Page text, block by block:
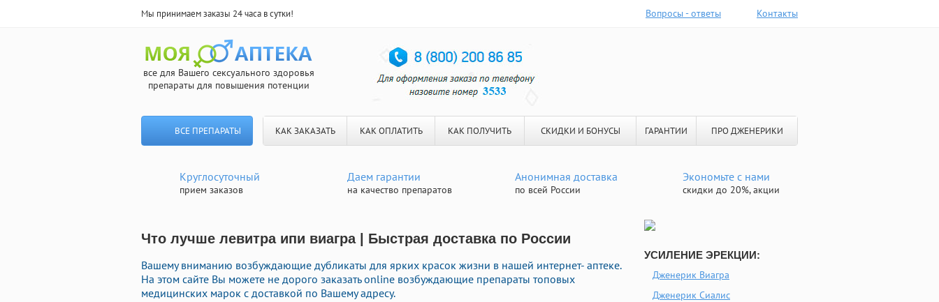
Мы принимаем заказы 24 часа в сутки! Вопросы - ответы Контакты
все для Вашего сексуального здоровья
препараты для повышения потенции
ВСЕ ПРЕПАРАТЫ КАК ЗАКАЗАТЬ КАК ОПЛАТИТЬ КАК ПОЛУЧИТЬ СКИДКИ И БОНУСЫ ГАРАНТИИ ПРО ДЖЕНЕРИКИ
Круглосуточный
прием заказов
Даем гарантии
на качество препаратов
Анонимная доставка
по всей России
Экономьте с нами
скидки до 20%, акции
Что лучше левитра ипи виагра | Быстрая доставка по России
Вашему вниманию возбуждающие дубликаты для ярких красок жизни в нашей интернет- аптеке.
На этом сайте Вы можете не дорого заказать online возбуждающие препараты топовых
медицинских марок с доставкой по Вашему адресу.
УСИЛЕНИЕ ЭРЕКЦИИ:
Дженерик Виагра
Дженерик Сиалис